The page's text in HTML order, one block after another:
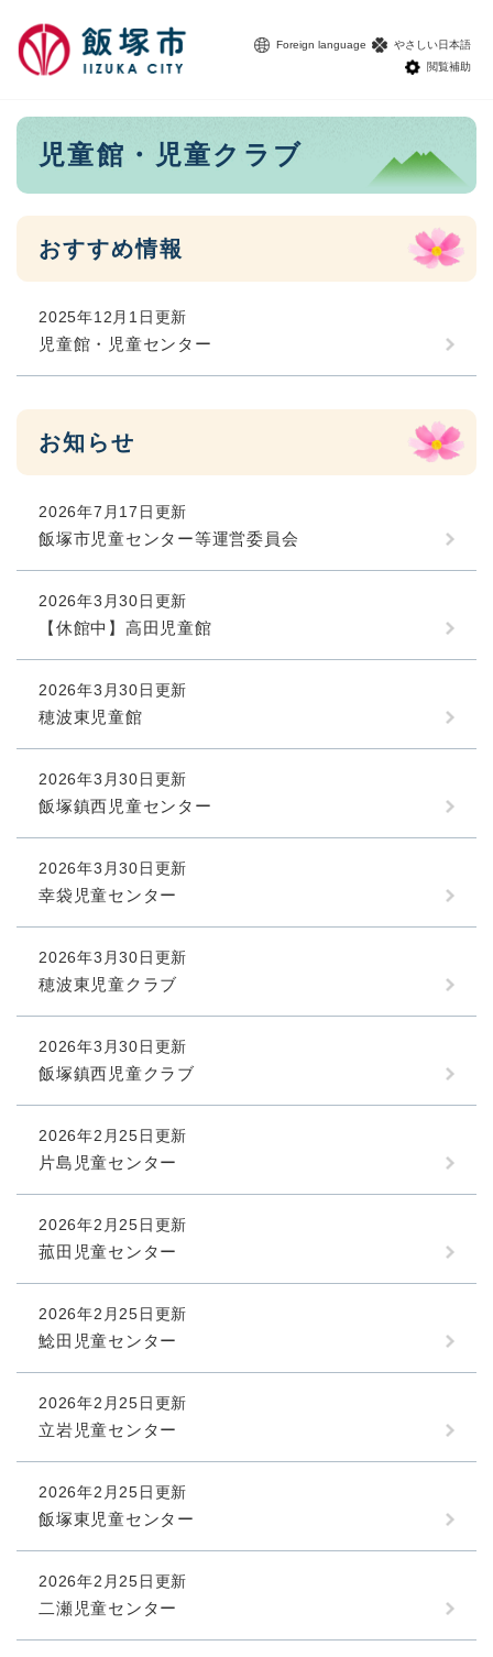
Foreign language
やさしい日本語
閲覧補助
本
児童館・児童クラブ
おすすめ情報
2025年12月1日更新
児童館・児童センター
お知らせ
2026年7月17日更新
飯塚市児童センター等運営委員会
2026年3月30日更新
【休館中】高田児童館
2026年3月30日更新
穂波東児童館
2026年3月30日更新
飯塚鎮西児童センター
2026年3月30日更新
幸袋児童センター
2026年3月30日更新
穂波東児童クラブ
2026年3月30日更新
飯塚鎮西児童クラブ
2026年2月25日更新
片島児童センター
2026年2月25日更新
菰田児童センター
2026年2月25日更新
鯰田児童センター
2026年2月25日更新
立岩児童センター
2026年2月25日更新
飯塚東児童センター
2026年2月25日更新
二瀬児童センター